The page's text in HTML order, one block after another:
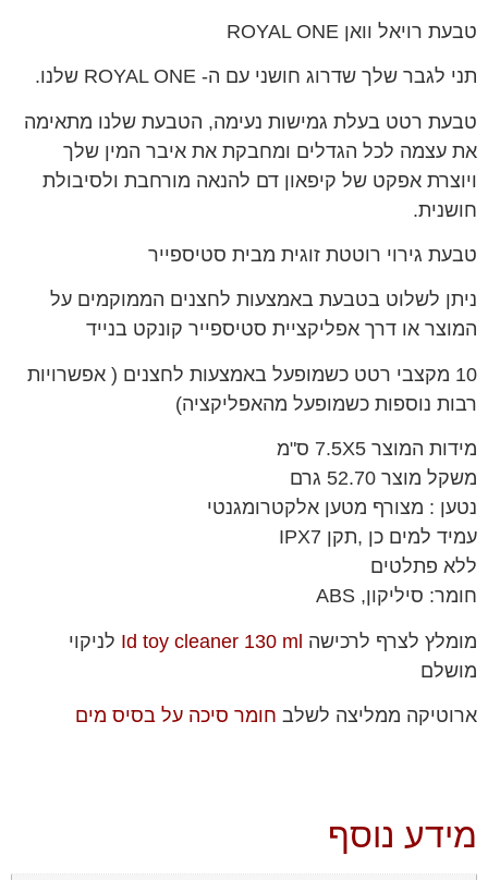
טבעת רויאל וואן ROYAL ONE
תני לגבר שלך שדרוג חושני עם ה- ROYAL ONE שלנו.
טבעת רטט בעלת גמישות נעימה, הטבעת שלנו מתאימה
את עצמה לכל הגדלים ומחבקת את איבר המין שלך
ויוצרת אפקט של קיפאון דם להנאה מורחבת ולסיבולת
חושנית.
טבעת גירוי רוטטת זוגית מבית סטיספייר
ניתן לשלוט בטבעת באמצעות לחצנים הממוקמים על
המוצר או דרך אפליקציית סטיספייר קונקט בנייד
10 מקצבי רטט כשמופעל באמצעות לחצנים ( אפשרויות
רבות נוספות כשמופעל מהאפליקציה)
מידות המוצר 7.5X5 ס"מ
משקל מוצר 52.70 גרם
נטען : מצורף מטען אלקטרומגנטי
עמיד למים כן ,תקן IPX7
ללא פתלטים
חומר: סיליקון, ABS
מומלץ לצרף לרכישה Id toy cleaner 130 ml לניקוי
מושלם
ארוטיקה ממליצה לשלב חומר סיכה על בסיס מים
מידע נוסף